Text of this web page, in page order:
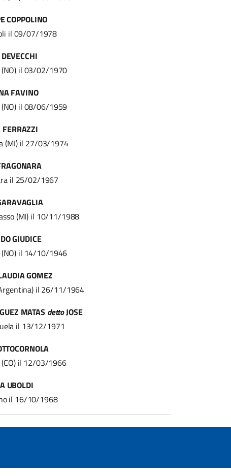
COPPOLINO
il 09/07/1978
(NO) il 03/02/1970
FAVINO
(NO) il 08/06/1959
FERRAZZI
(MI) il 27/03/1974
il 25/02/1967
(MI) il 10/11/1988
GIUDICE
(NO) il 14/10/1946
GOMEZ
il 26/11/1964
MATAS dettoJOSE
il 13/12/1971
il 12/03/1966
UBOLDI
il 16/10/1968